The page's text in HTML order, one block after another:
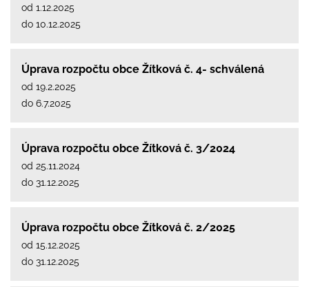
od 1.12.2025
do 10.12.2025
Úprava rozpočtu obce Žítková č. 4- schválená
od 19.2.2025
do 6.7.2025
Úprava rozpočtu obce Žítková č. 3/2024
od 25.11.2024
do 31.12.2025
Úprava rozpočtu obce Žítková č. 2/2025
od 15.12.2025
do 31.12.2025